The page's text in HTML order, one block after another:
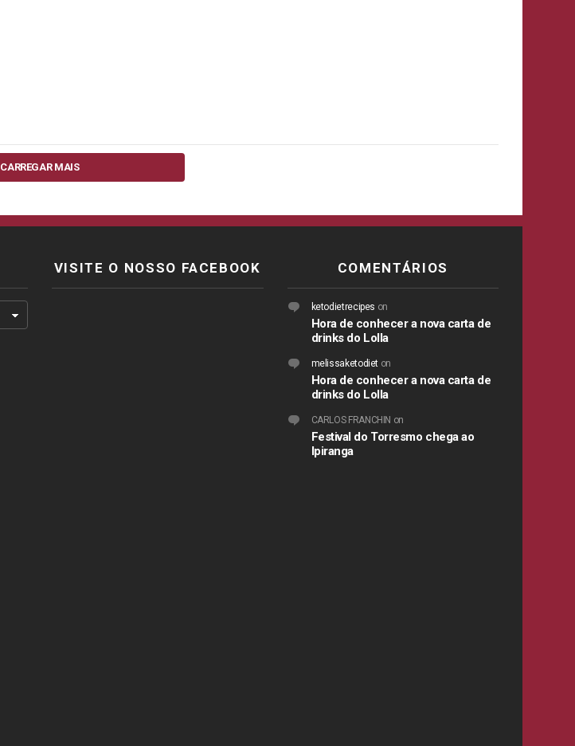
CARREGAR MAIS
VISITE O NOSSO FACEBOOK COMENTÁRIOS
ketodietrecipes on
Hora de conhecer a nova carta de
drinks do Lolla
melissaketodiet on
Hora de conhecer a nova carta de
drinks do Lolla
CARLOS FRANCHIN on
Festival do Torresmo chega ao
Ipiranga